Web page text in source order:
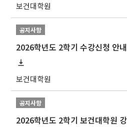
보건대학원
공지사항
2026학년도 2학기 수강신청 안내
보건대학원
공지사항